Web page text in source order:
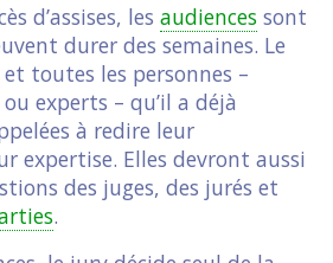
d’assises, les audiences sont
durer des semaines. Le
et toutes les personnes –
experts – qu’il a déjà
à redire leur
expertise. Elles devront aussi
des juges, des jurés et
.